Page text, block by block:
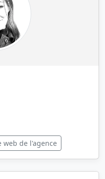
web de l'agence